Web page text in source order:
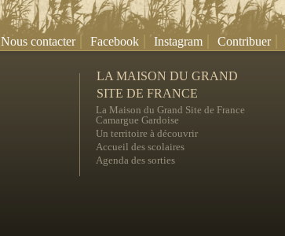
Nous contacter| Facebook |Instagram Contribuer|
LA MAISON DU GRAND
SITE DE FRANCE
La Maison du Grand Site de France
Camargue Gardoise
Un territoire à découvrir
Accueil des scolaires
Agenda des sorties